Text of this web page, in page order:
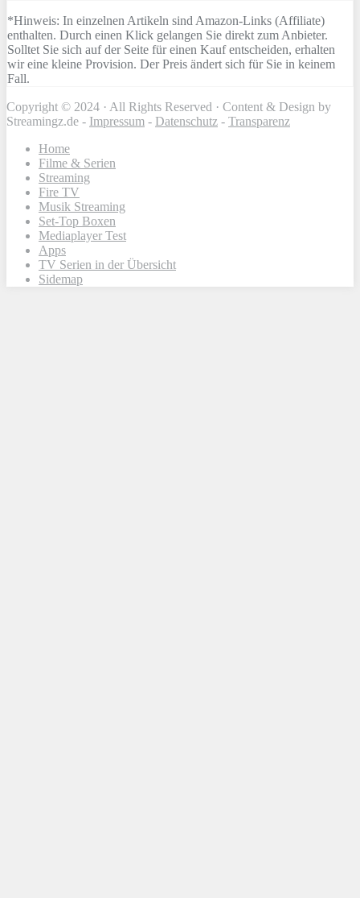
*Hinweis: In einzelnen Artikeln sind Amazon-Links (Affiliate)
enthalten. Durch einen Klick gelangen Sie direkt zum Anbieter.
Solltet Sie sich auf der Seite für einen Kauf entscheiden, erhalten
wir eine kleine Provision. Der Preis ändert sich für Sie in keinem
Fall.
Copyright © 2024 · All Rights Reserved · Content & Design by
Streamingz.de - Impressum - Datenschutz - Transparenz
Home
Filme & Serien
Streaming
Fire TV
Musik Streaming
Set-Top Boxen
Mediaplayer Test
Apps
TV Serien in der Übersicht
Sidemap